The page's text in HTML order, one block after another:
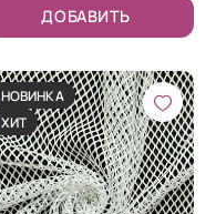
ДОБАВИТЬ
НОВИНКА
ХИТ